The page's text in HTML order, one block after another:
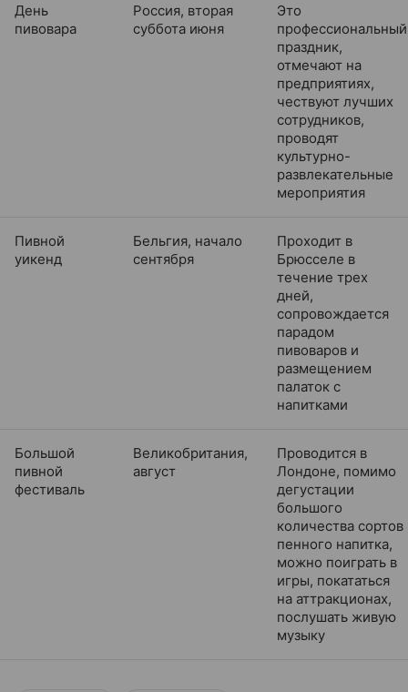
День
пивовара
Россия, вторая
суббота июня
Это
профессиональный
праздник,
отмечают на
предприятиях,
чествуют лучших
сотрудников,
проводят
культурно-
развлекательные
мероприятия
Пивной
уикенд
Бельгия, начало
сентября
Проходит в
Брюсселе в
течение трех
дней,
сопровождается
парадом
пивоваров и
размещением
палаток с
напитками
Большой
пивной
фестиваль
Великобритания,
август
Проводится в
Лондоне, помимо
дегустации
большого
количества сортов
пенного напитка,
можно поиграть в
игры, покататься
на аттракционах,
послушать живую
музыку